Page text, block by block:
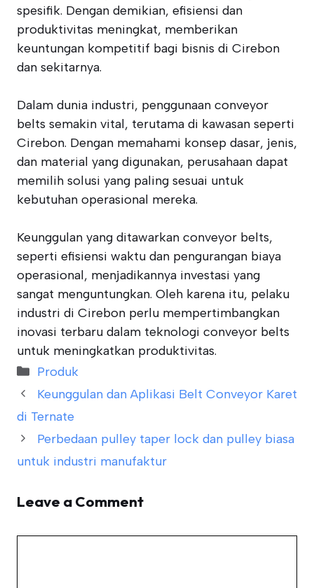
spesifik. Dengan demikian, efisiensi dan
produktivitas meningkat, memberikan
keuntungan kompetitif bagi bisnis di Cirebon
dan sekitarnya.
Dalam dunia industri, penggunaan conveyor
belts semakin vital, terutama di kawasan seperti
Cirebon. Dengan memahami konsep dasar, jenis,
dan material yang digunakan, perusahaan dapat
memilih solusi yang paling sesuai untuk
kebutuhan operasional mereka.
Keunggulan yang ditawarkan conveyor belts,
seperti efisiensi waktu dan pengurangan biaya
operasional, menjadikannya investasi yang
sangat menguntungkan. Oleh karena itu, pelaku
industri di Cirebon perlu mempertimbangkan
inovasi terbaru dalam teknologi conveyor belts
untuk meningkatkan produktivitas.
Categories
Produk
Keunggulan dan Aplikasi Belt Conveyor Karet
di Ternate
Perbedaan pulley taper lock dan pulley biasa
untuk industri manufaktur
Leave a Comment